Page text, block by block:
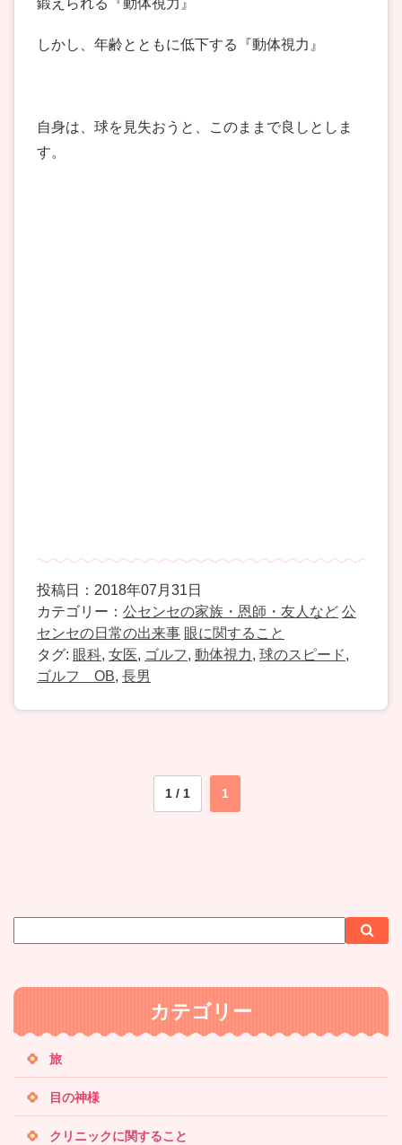
鍛えられる『動体視力』
しかし、年齢とともに低下する『動体視力』
自身は、球を見失おうと、このままで良しとしま
す。
投稿日：2018年07月31日
カテゴリー： 公センセの家族・恩師・友人など 公
センセの日常の出来事 眼に関すること
タグ: 眼科, 女医, ゴルフ, 動体視力, 球のスピード,
ゴルフ OB, 長男
1 / 1 1
イ
内
索
索
カテゴリー
旅
目の神様
クリニックに関すること